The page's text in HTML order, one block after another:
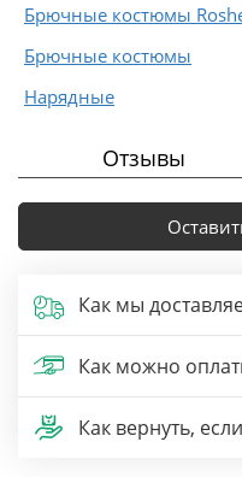
Брючные костюмы
Брючные костюмы
Нарядные
Отзывы
Как мы
Как можно
Как вернуть,